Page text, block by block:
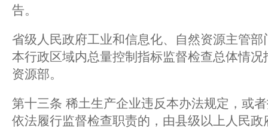
告。
省级人民政府工业和信息化、自然资源主管
本行政区域内总量控制指标监督检查总体情
资源部。
第十三条 稀土生产企业违反本办法规定，或
依法履行监督检查职责的，由县级以上人民